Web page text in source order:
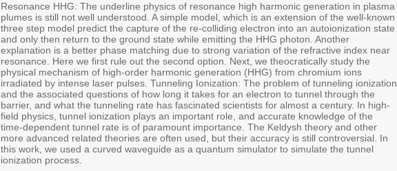
Resonance HHG: The underline physics of resonance high harmonic generation in plasma
plumes is still not well understood. A simple model, which is an extension of the well-known
three step model predict the capture of the re-colliding electron into an autoionization state
and only then return to the ground state while emitting the HHG photon. Another
explanation is a better phase matching due to strong variation of the refractive index near
resonance. Here we first rule out the second option. Next, we theocratically study the
physical mechanism of high-order harmonic generation (HHG) from chromium ions
irradiated by intense laser pulses. Tunneling Ionization: The problem of tunneling ionization
and the associated questions of how long it takes for an electron to tunnel through the
barrier, and what the tunneling rate has fascinated scientists for almost a century. In high-
field physics, tunnel ionization plays an important role, and accurate knowledge of the
time-dependent tunnel rate is of paramount importance. The Keldysh theory and other
more advanced related theories are often used, but their accuracy is still controversial. In
this work, we used a curved waveguide as a quantum simulator to simulate the tunnel
ionization process.